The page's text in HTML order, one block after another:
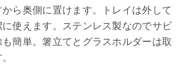
ら奥側に置けます。トレイは外して
使えます。ステンレス製なのでサビ
簡単。箸立てとグラスホルダーは取